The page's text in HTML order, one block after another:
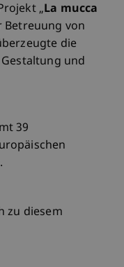
„La mucca
Betreuung von
die
und
39
zu diesem